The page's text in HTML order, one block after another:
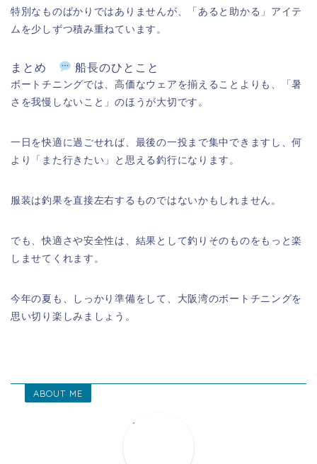
特別なものばかりではありませんが、「あると助かる」アイテ
ムを少しずつ積み重ねています。
まとめ 船長のひとこと
ボートチニングでは、高価なウェアを揃えることよりも、「暑
さを我慢しないこと」のほうが大切です。
一日を快適に過ごせれば、最後の一投まで集中できますし、何
より「また行きたい」と思える釣行になります。
服装は釣果を直接左右するものではないかもしれません。
でも、快適さや安全性は、結果として釣りそのものをもっと楽
しませてくれます。
今年の夏も、しっかり準備をして、大阪湾のボートチニングを
思い切り楽しみましょう。
ABOUT ME